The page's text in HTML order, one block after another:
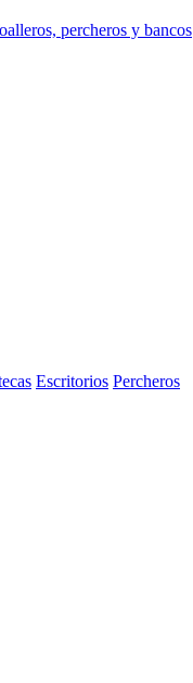
percheros y bancos
Escritorios Percheros